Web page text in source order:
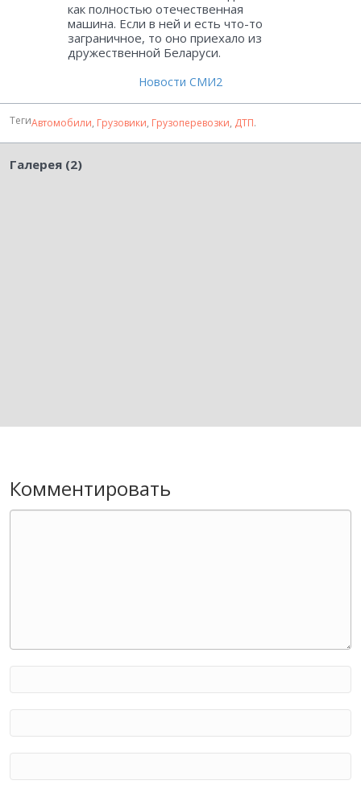
как полностью отечественная
машина. Если в ней и есть что-то
заграничное, то оно приехало из
дружественной Беларуси.
Новости СМИ2
ТегиАвтомобили, Грузовики, Грузоперевозки, ДТП.
Галерея (2)
Комментировать